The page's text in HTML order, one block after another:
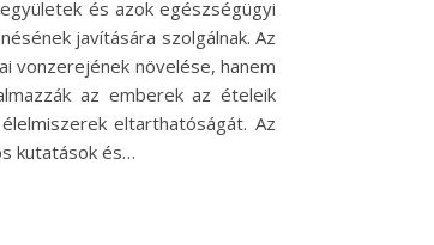
és azok egészségügyi
javítására szolgálnak. Az
vonzerejének növelése, hanem
az emberek az ételeik
eltarthatóságát. Az
kutatások és…